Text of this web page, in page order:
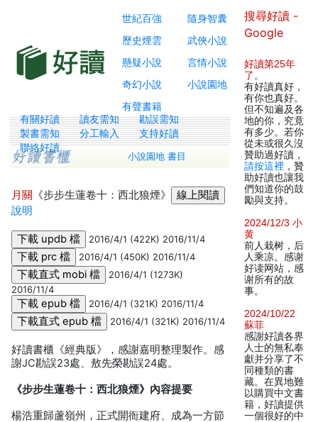
世紀百強
隨身智囊
歷史煙雲
武俠小說
懸疑小說
言情小說
奇幻小說
小說園地
有聲書籍
有關好讀 讀友需知
勘誤需知
製書需知
分工輸入
支持好讀
聯絡好讀
小說園地 書目
月關 《步步生蓮卷十：西北狼煙》
說明
2016/4/1 (422K) 2016/11/4
2016/4/1 (450K) 2016/11/4
2016/4/1 (1273K)
2016/11/4
2016/4/1 (321K) 2016/11/4
2016/4/1 (321K) 2016/11/4
好讀書櫃《經典版》，感謝嘉明整理製作。感
謝JC勘誤23處、敖先榮勘誤24處。
《步步生蓮卷十：西北狼煙》內容提要
楊浩重歸蘆嶺州，正式開衙建府、成為一方節
搜尋好讀 -
Google
好讀第25年
了 。
有好讀真好，
有你也真好。
但不知遍及各
地的你，究竟
有多少。若你
從未或很久沒
贊助過好讀，
請按這裡 ，贊
助好讀也讓我
們知道你的鼓
勵與支持。
2024/12/3 小
黄
前人栽树，后
人乘凉。感谢
好读网站，感
谢所有的故
事。
2024/10/22
蘇菲
感謝好讀各界
人士的無私奉
獻并分享了不
同種類的書
藏。在異地難
以購買中文書
籍，好讀提供
一個很好的中